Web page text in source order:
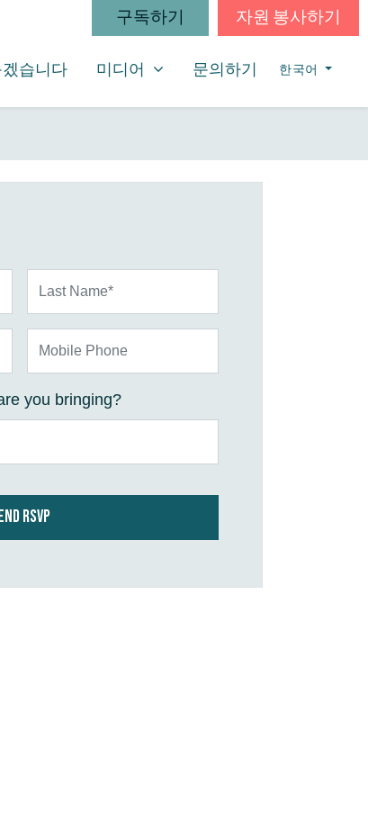
구독하기 자원 봉사하기
습니다 미디어
SHOW SUBMENU FOR
미디어 문의하기 한국어
you bringing?